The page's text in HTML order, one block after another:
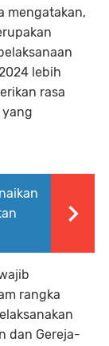
mengatakan,
lebih
rasa
rangka
dan Gereja-